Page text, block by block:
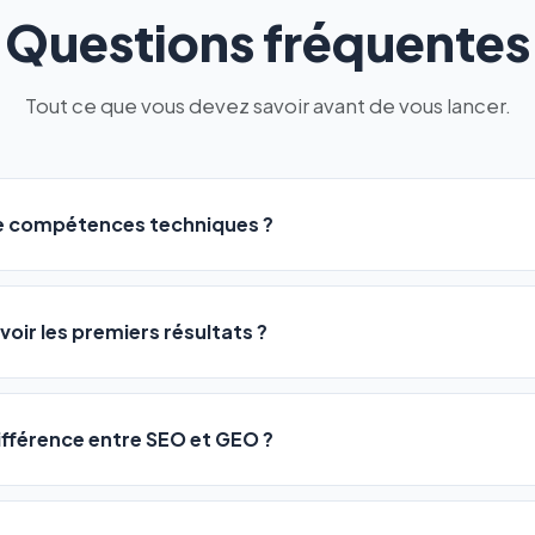
Questions fréquentes
Tout ce que vous devez savoir avant de vous lancer.
compétences techniques ?
a été conçu pour être accessible àtous les profils:
ou agences. Pas de code, pas de configuration complexe —
votre activité, et le logiciel gère tout en automatique
les premiers résultats ?
observent une amélioration de leur positionnement en4
entre SEO et GEO ?
vous positionne sur les moteurs classiques :